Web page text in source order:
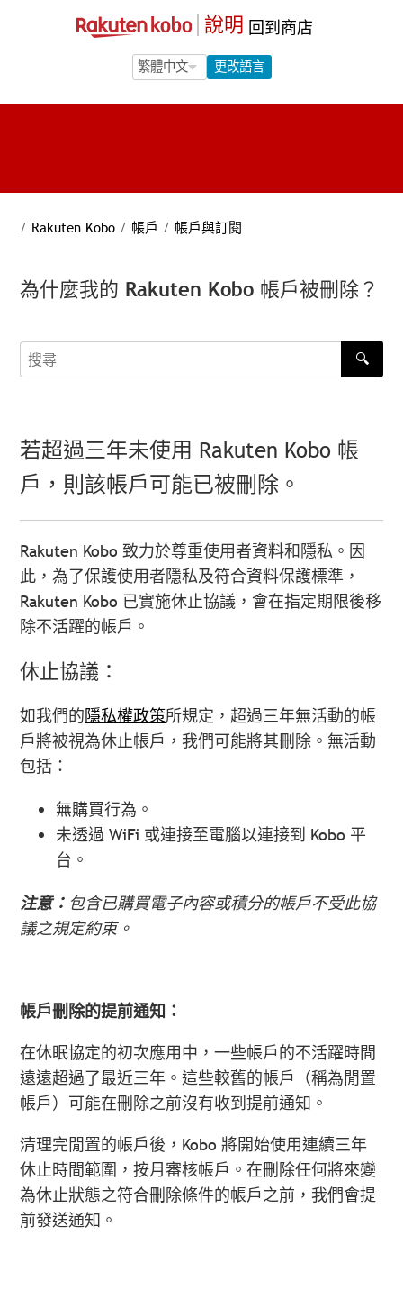
說明 回到商店
Language Selection
Language Selection
更改語言
/ Rakuten Kobo / 帳戶 / 帳戶與訂閱
為什麼我的 Rakuten Kobo 帳戶被刪除？
搜尋
🔍
若超過三年未使用 Rakuten Kobo 帳
戶，則該帳戶可能已被刪除。
Rakuten Kobo 致力於尊重使用者資料和隱私。因
此，為了保護使用者隱私及符合資料保護標準，
Rakuten Kobo 已實施休止協議，會在指定期限後移
除不活躍的帳戶。
休止協議：
如我們的隱私權政策所規定，超過三年無活動的帳
戶將被視為休止帳戶，我們可能將其刪除。無活動
包括：
無購買行為。
未透過 WiFi 或連接至電腦以連接到 Kobo 平
台。
注意： 包含已購買電子內容或積分的帳戶不受此協
議之規定約束。
帳戶刪除的提前通知：
在休眠協定的初次應用中，一些帳戶的不活躍時間
遠遠超過了最近三年。這些較舊的帳戶（稱為閒置
帳戶）可能在刪除之前沒有收到提前通知。
清理完閒置的帳戶後，Kobo 將開始使用連續三年
休止時間範圍，按月審核帳戶。在刪除任何將來變
為休止狀態之符合刪除條件的帳戶之前，我們會提
前發送通知。